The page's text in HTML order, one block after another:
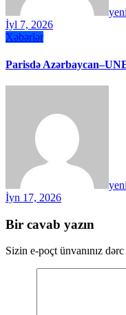
İyl 7, 2026
Xəbərlər
Parisdə
İyn 17, 2026
Bir cavab yazın
Sizin e-poçt ünvanınız